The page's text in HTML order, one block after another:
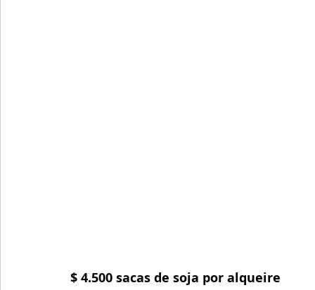
$ 4.500 sacas de soja por alqueire